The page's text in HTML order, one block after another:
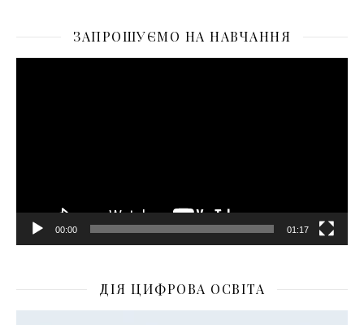
ЗАПРОШУЄМО НА НАВЧАННЯ
00:00 01:17
ДІЯ ЦИФРОВА ОСВІТА